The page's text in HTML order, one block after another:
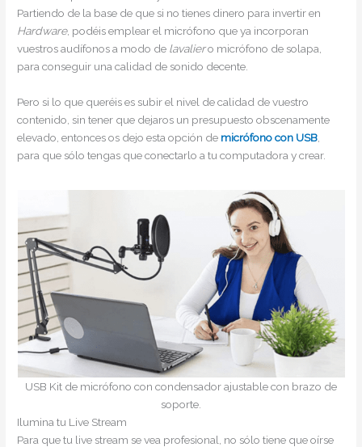
Partiendo de la base de que si no tienes dinero para invertir en
Hardware, podéis emplear el micrófono que ya incorporan
vuestros audífonos a modo de lavaliero micrófono de solapa,
para conseguir una calidad de sonido decente.
Pero si lo que queréis es subir el nivel de calidad de vuestro
contenido, sin tener que dejaros un presupuesto obscenamente
elevado, entonces os dejo esta opción de micrófono con USB
para que sólo tengas que conectarlo a tu computadora y crear.
USB Kit de micrófono con condensador ajustable con brazo de
soporte.
Ilumina tu Live Stream
Para que tu live stream se vea profesional, no sólo tiene que oírse